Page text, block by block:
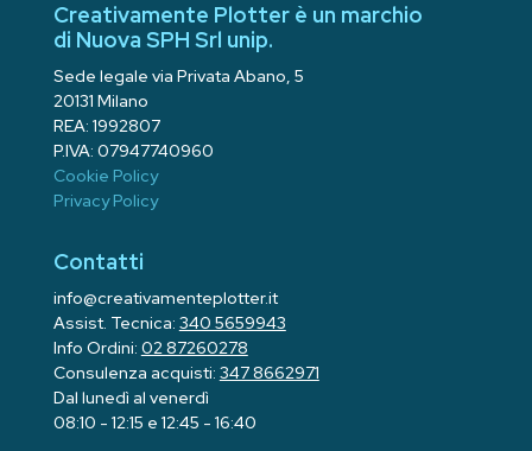
Creativamente Plotter è un marchio
di Nuova SPH Srl unip.
Sede legale via Privata Abano, 5
20131 Milano
REA: 1992807
P.IVA: 07947740960
Cookie Policy
Privacy Policy
Contatti
info@creativamenteplotter.it
Assist. Tecnica: 340 5659943
Info Ordini: 02 87260278
Consulenza acquisti: 347 8662971
Dal lunedì al venerdì
08:10 - 12:15 e 12:45 - 16:40